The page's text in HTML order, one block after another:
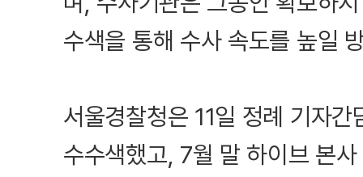
수색을 통해 수사 속도를 높일
서울경찰청은 11일 정례 기자
수수색했고, 7월 말 하이브 본